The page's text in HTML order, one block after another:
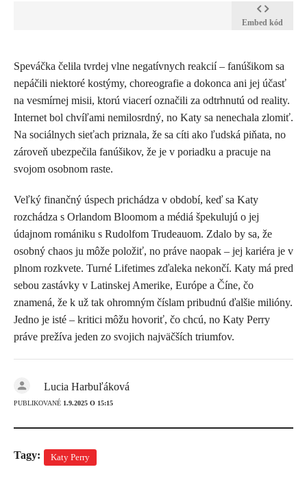
Embed kód
Speváčka čelila tvrdej vlne negatívnych reakcií – fanúšikom sa
nepáčili niektoré kostýmy, choreografie a dokonca ani jej účasť
na vesmírnej misii, ktorú viacerí označili za odtrhnutú od reality.
Internet bol chvíľami nemilosrdný, no Katy sa nenechala zlomiť.
Na sociálnych sieťach priznala, že sa cíti ako ľudská piňata, no
zároveň ubezpečila fanúšikov, že je v poriadku a pracuje na
svojom osobnom raste.
Veľký finančný úspech prichádza v období, keď sa Katy
rozchádza s Orlandom Bloomom a médiá špekulujú o jej
údajnom romániku s Rudolfom Trudeauom. Zdalo by sa, že
osobný chaos ju môže položiť, no práve naopak – jej kariéra je v
plnom rozkvete. Turné Lifetimes zďaleka nekončí. Katy má pred
sebou zastávky v Latinskej Amerike, Európe a Číne, čo
znamená, že k už tak ohromným číslam pribudnú ďalšie milióny.
Jedno je isté – kritici môžu hovoriť, čo chcú, no Katy Perry
práve prežíva jeden zo svojich najväčších triumfov.
Lucia Harbuľáková
PUBLIKOVANÉ 1.9.2025 O 15:15
Tagy: Katy Perry